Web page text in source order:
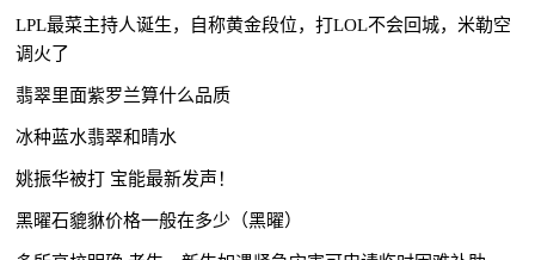
LPL最菜主持人诞生，自称黄金段位，打LOL不会回城，米勒空
调火了
翡翠里面紫罗兰算什么品质
冰种蓝水翡翠和晴水
姚振华被打 宝能最新发声！
黑曜石貔貅价格一般在多少（黑曜）